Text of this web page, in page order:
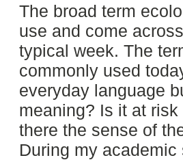
The broad term
use and come
typical week. The
commonly used
everyday language
meaning? Is it at
there the sense of
During my academic